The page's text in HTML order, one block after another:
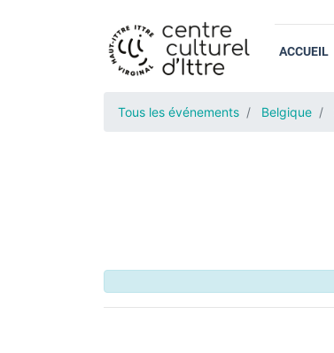
ACCUEIL
Tous les événements Belgique